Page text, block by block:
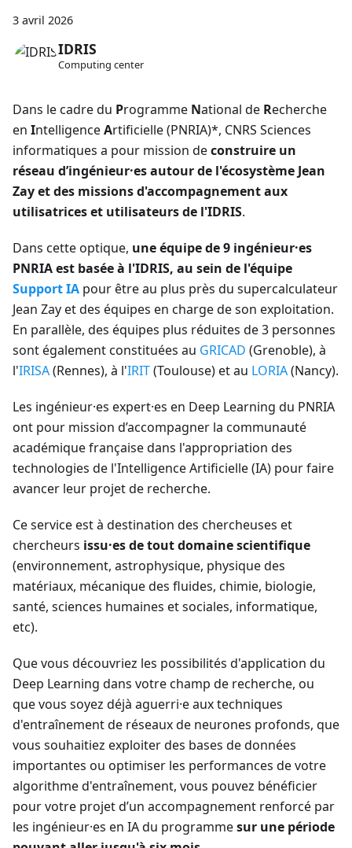
3 avril 2026
IDRIS
Computing center
Dans le cadre du Programme National de Recherche
en IntelligenceArtificielle (PNRIA)*, CNRS Sciences
informatiques a pour mission deconstruire un
réseau d’ingénieur·es autour de l'écosystème Jean
Zay et des missions d'accompagnement aux
utilisatrices et utilisateurs de l'IDRIS.
Dans cette optique, une équipe de 9 ingénieur·es
PNRIA est basée à l'IDRIS, au sein de l'équipe
Support IA pour être au plus près du supercalculateur
Jean Zay et des équipes en charge de son exploitation.
En parallèle, des équipes plus réduites de 3 personnes
sont également constituées au GRICAD (Grenoble), à
l'IRISA(Rennes), à l'IRIT(Toulouse) et au LORIA(Nancy).
Les ingénieur·es expert·es en Deep Learning du PNRIA
ont pour mission d’accompagner la communauté
académique française dans l'appropriation des
technologies de l'Intelligence Artificielle (IA) pour faire
avancer leur projet de recherche.
Ce service est à destination des chercheuses et
chercheurs issu·es de tout domaine scientifique
(environnement, astrophysique, physique des
matériaux, mécanique des fluides, chimie, biologie,
santé, sciences humaines et sociales, informatique,
etc).
Que vous découvriez les possibilités d'application du
Deep Learning dans votre champ de recherche, ou
que vous soyez déjà aguerri·e aux techniques
d'entraînement de réseaux de neurones profonds, que
vous souhaitiez exploiter des bases de données
importantes ou optimiser les performances de votre
algorithme d'entraînement, vous pouvez bénéficier
pour votre projet d’un accompagnement renforcé par
les ingénieur·es en IA du programmesur une période